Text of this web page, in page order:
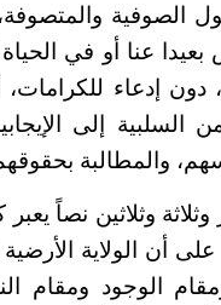
الصوفية
عنا أو في
دون إدعاء
إلى
والمطالبة
وثلاثين نصاً
على أن الولاية
الوجود ومقام